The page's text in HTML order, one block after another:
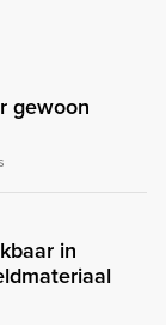
gewoon
in